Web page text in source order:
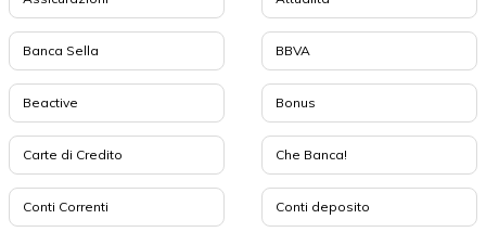
Banca Sella BBVA
Beactive Bonus
Carte di Credito Che Banca!
Conti Correnti Conti deposito